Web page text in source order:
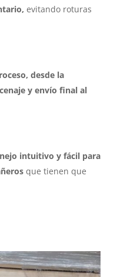
evitando roturas
desde la
y envío final al
intuitivo y fácil para
que tienen que